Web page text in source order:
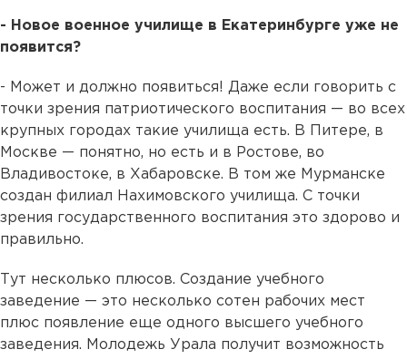
- Новое военное училище в Екатеринбурге уже не
появится?
- Может и должно появиться! Даже если говорить с
точки зрения патриотического воспитания — во всех
крупных городах такие училища есть. В Питере, в
Москве — понятно, но есть и в Ростове, во
Владивостоке, в Хабаровске. В том же Мурманске
создан филиал Нахимовского училища. С точки
зрения государственного воспитания это здорово и
правильно.
Тут несколько плюсов. Создание учебного
заведение — это несколько сотен рабочих мест
плюс появление еще одного высшего учебного
заведения. Молодежь Урала получит возможность